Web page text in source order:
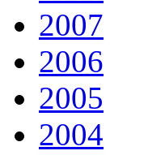
2007
2006
2005
2004